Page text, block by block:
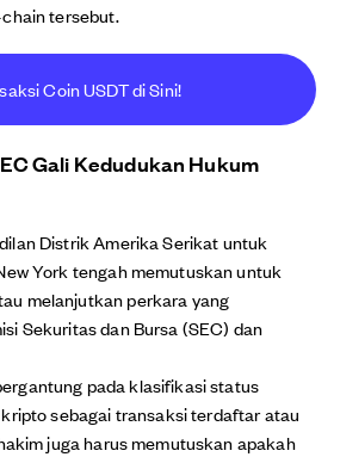
tersebut.
Coin USDT di Sini!
Gali Kedudukan Hukum
Distrik Amerika Serikat untuk
York tengah memutuskan untuk
melanjutkan perkara yang
Sekuritas dan Bursa (SEC) dan
pada klasifikasi status
sebagai transaksi terdaftar atau
juga harus memutuskan apakah